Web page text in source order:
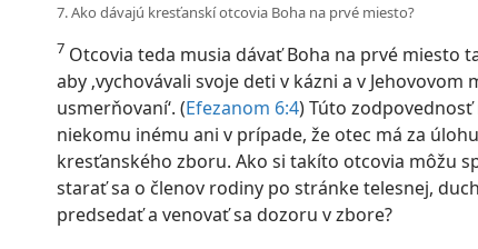
7. Ako dávajú kresťanskí otcovia Boha na prvé miesto?
7 Otcovia teda musia dávať Boha na prvé miesto
aby ‚vychovávali svoje deti v kázni a v Jehovovom
usmerňovaní‘. (Efezanom 6:4) Túto
niekomu inému ani v prípade, že otec má za
kresťanského zboru. Ako si takíto otcovia môžu
starať sa o členov rodiny po stránke telesnej,
predsedať a venovať sa dozoru v zbore?